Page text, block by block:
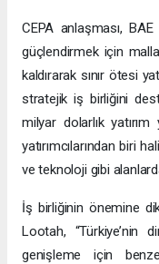
CEPA anlaşması,
güçlendirmek için
kaldırarak sınır ötesi
stratejik iş birliğini
milyar dolarlık yatırım
yatırımcılarından biri
ve teknoloji gibi
İş birliğinin önemine
Lootah, “Türkiye’nin
genişleme için